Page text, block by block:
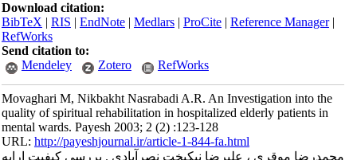
Download citation:
BibTeX|RIS|EndNote|Medlars|ProCite|Reference Manager
RefWorks
Send citation to:
Mendeley
Zotero RefWorks
Movaghari M, Nikbakht Nasrabadi A.R. An Investigation into the
quality of spiritual rehabilitation in hospitalized elderly patients in
mental wards. Payesh 2003; 2 (2) :123-128
URL:http://payeshjournal.ir/article-1-844-fa.html
محمدرضا موقری ، علیرضا نیکبخت نصرآبادی . بررسی کیفیت ارایه